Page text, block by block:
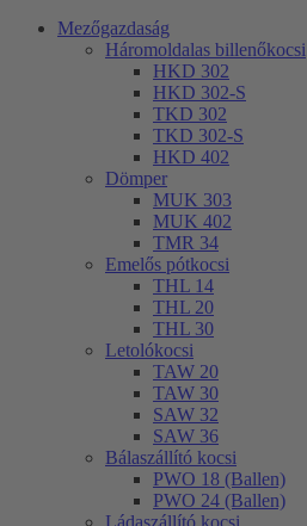
Mezőgazdaság
Háromoldalas billenőkocsi
HKD 302
HKD 302-S
TKD 302
TKD 302-S
HKD 402
Dömper
MUK 303
MUK 402
TMR 34
Emelős pótkocsi
THL 14
THL 20
THL 30
Letolókocsi
TAW 20
TAW 30
SAW 32
SAW 36
Bálaszállító kocsi
PWO 18 (Ballen)
PWO 24 (Ballen)